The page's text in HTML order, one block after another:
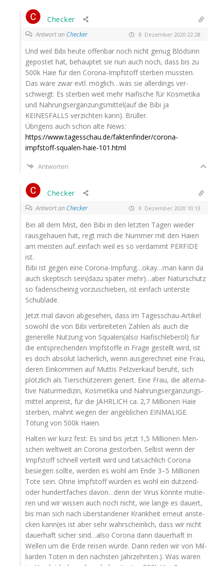
Checker
Antwort an Checker 8. Dezember 2020 22:28
Und weil Bibi heu­te offen­bar noch nicht genug Blöd­sinn
gepos­tet hat, behaup­tet sie nun auch noch, dass bis zu
500k Haie für den Coro­na-Impf­stoff ster­ben müss­ten.
Das wäre zwar evtl. möglich…was sie aller­dings ver­
schweigt: Es ster­ben weit mehr Hai­fi­sche für Kos­me­ti­ka
und Nahrungsergänzungsmittel(auf die Bibi ja
KEINESFALLS ver­zich­ten kann). Brüller.
Übri­gens auch schon alte News:
https://www.tagesschau.de/faktenfinder/corona-
impfstoff-squalen-haie-101.html
Antworten
Checker
Antwort an Checker 9. Dezember 2020 10:13
Bei all dem Mist, den Bibi in den letz­ten Tagen wie­der
raus­ge­hau­en hat, regt mich die Num­mer mit den Hai­en
am meis­ten auf..einfach weil es so ver­dammt PERFIDE
ist.
Bibi ist gegen eine Corona-Impfung…okay…man kann da
auch skep­tisch sein(dazu spä­ter mehr)…aber Natur­schutz
so faden­schei­nig vor­zu­schie­ben, ist ein­fach unters­te
Schublade.
Jetzt mal davon abge­se­hen, dass im Tages­schau-Arti­kel
sowohl die von Bibi ver­brei­te­ten Zah­len als auch die
gene­rel­le Nut­zung von Squalen(also Hai­fisch­le­ber­öl) für
die ent­spre­chen­den Impf­stof­fe in Fra­ge gestellt wird, ist
es doch abso­lut lächer­lich, wenn aus­ge­rech­net eine Frau,
deren Ein­kom­men auf Mut­tis Pelz­ver­kauf beruht, sich
plötz­lich als Tier­schüt­zer­ein geriert. Eine Frau, die alter­na­
ti­ve Natur­me­di­zin, Kos­me­ti­ka und Nah­rungs­er­gän­zungs­
mit­tel anpreist, für die JÄHRLICH ca. 2,7 Mil­lio­nen Haie
ster­ben, mahnt wegen der angeb­li­chen EINMALIGE
Tötung von 500k Haien.
Hal­ten wir kurz fest: Es sind bis jetzt 1,5 Mil­lio­nen Men­
schen welt­weit an Coro­na gestor­ben. Selbst wenn der
Impf­stoff schnell ver­teilt wird und tat­säch­lich Coro­na
besie­gen soll­te, wer­den es wohl am Ende 3–5 Mil­lio­nen
Tote sein. Ohne Impf­stoff wür­den es wohl ein dut­zend-
oder hun­dert­fa­ches davon…denn der Virus könn­te mutie­
ren und wir wis­sen auch noch nicht, wie lan­ge es dau­ert,
bis man sich nach über­stan­de­ner Krank­heit erneut anste­
cken kann(es ist aber sehr wahr­schein­lich, dass wir nicht
dau­er­haft sicher sind…also Coro­na dann dau­er­haft in
Wel­len um die Erde rei­sen wür­de. Dann reden wir von Mil­
li­ar­den Toten in den nächs­ten Jahr­zehn­ten.). Was wären